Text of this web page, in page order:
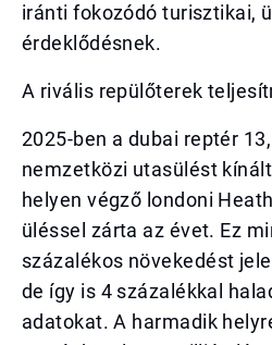
iránti fokozódó turisztikai,
érdeklődésnek.
A rivális repülőterek
2025-ben a dubai reptér
nemzetközi utasülést
helyen végző londoni
üléssel zárta az évet. Ez
százalékos növekedést
de így is 4 százalékkal
adatokat. A harmadik